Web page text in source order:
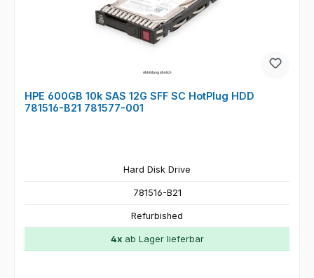
HPE 600GB 10k SAS 12G SFF SC HotPlug HDD
781516-B21 781577-001
Hard Disk Drive
781516-B21
Refurbished
4xab Lager lieferbar